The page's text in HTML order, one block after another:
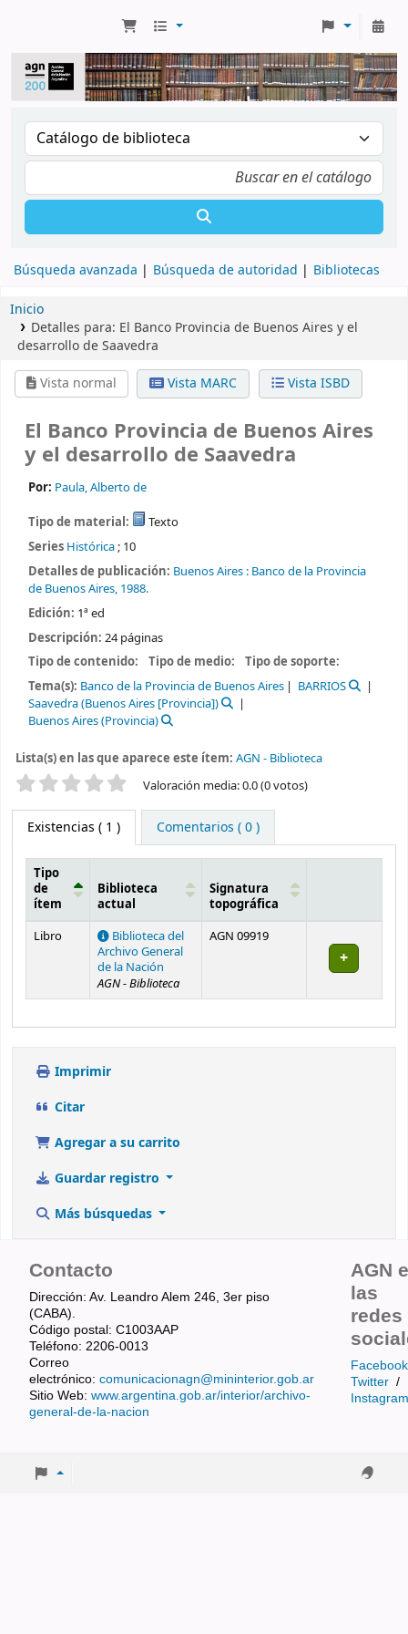
Búsqueda avanzada Búsqueda de autoridad Bibliotecas
Inicio
Detalles para: El Banco Provincia de Buenos Aires y el
desarrollo de Saavedra
Vista normal
Vista MARC Vista ISBD
El Banco Provincia de Buenos Aires
y el desarrollo de Saavedra
Por: Paula, Alberto de
Tipo de material:
Texto
Series Histórica; 10
Detalles de publicación: Buenos Aires : Banco de la Provincia
de Buenos Aires, 1988.
Edición: 1ª ed
Descripción: 24 páginas
Tipo de contenido:
Tipo de medio:
Tipo de soporte:
Tema(s): Banco de la Provincia de Buenos Aires
BARRIOS
Saavedra (Buenos Aires [Provincia])
Buenos Aires (Provincia)
Lista(s) en las que aparece este ítem: AGN - Biblioteca
Valoración Valoración media: 0.0 (0 votos)
Existencias ( 1 ) Comentarios ( 0 )
Existencias
Tipo
de
ítem
Biblioteca
actual
Signatura
topográfica
Libro
Biblioteca del
Archivo General
de la Nación
AGN - Biblioteca
AGN 09919
Imprimir
Citar
Agregar a su carrito
Guardar registro
Más búsquedas
Contacto
Dirección: Av. Leandro Alem 246, 3er piso
(CABA).
Código postal: C1003AAP
Teléfono: 2206-0013
Correo
electrónico: comunicacionagn@mininterior.gob.ar
Sitio Web: www.argentina.gob.ar/interior/archivo-
general-de-la-nacion
AGN
las
redes
Facebook
Twitter /
Instagram